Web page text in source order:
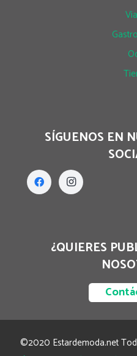
SÍGUENOS EN
¿QUIERES
©2020 Estardemoda.net